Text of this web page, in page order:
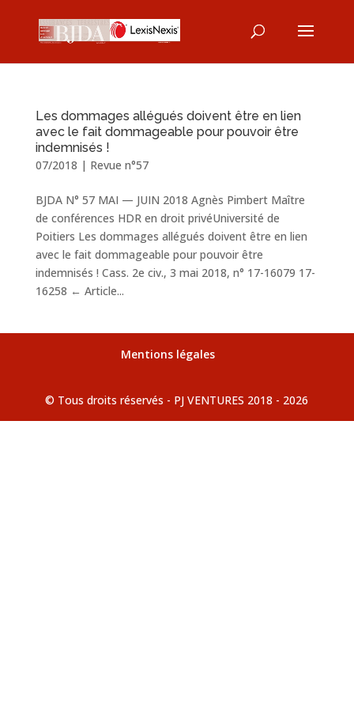
Les dommages allégués doivent être en lien
avec le fait dommageable pour pouvoir être
indemnisés !
07/2018 | Revue n°57
BJDA N° 57 MAI — JUIN 2018 Agnès Pimbert Maître
de conférences HDR en droit privéUniversité de
Poitiers Les dommages allégués doivent être en lien
avec le fait dommageable pour pouvoir être
indemnisés ! Cass. 2e civ., 3 mai 2018, n° 17-16079 17-
16258 ← Article...
Mentions légales
© Tous droits réservés - PJ VENTURES 2018 - 2026